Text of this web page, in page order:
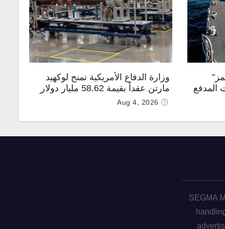
المدفع
وزارة الدفاع الأمريكية تمنح لوكهيد
مارتن عقداً بقيمة 58.62 مليار دولار
Aug 4, 2026
SEGMA